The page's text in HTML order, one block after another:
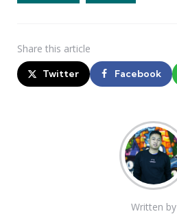
Share this article
Twitter Facebook
Written by